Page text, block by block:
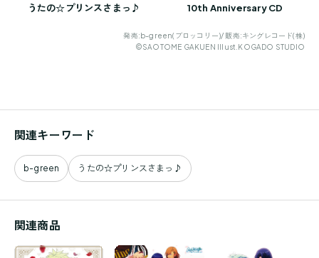
うたの☆プリンスさまっ♪ 10th Anniversary CD
発売:b-green(ブロッコリー)/ 販売:キングレコード(株)
©SAOTOME GAKUEN Illust.KOGADO STUDIO
関連キーワード
b-green うたの☆プリンスさまっ♪
関連商品